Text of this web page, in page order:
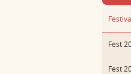
Fest
Fest